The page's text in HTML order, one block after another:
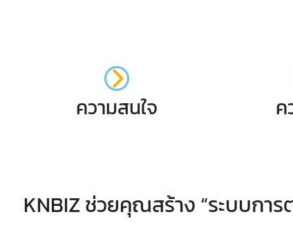
ความสนใจ ค
KNBIZ ช่วยคุณสร้าง “ระบบการ